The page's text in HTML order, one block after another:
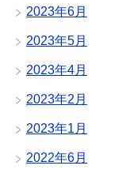
2023年6月
2023年5月
2023年4月
2023年2月
2023年1月
2022年6月